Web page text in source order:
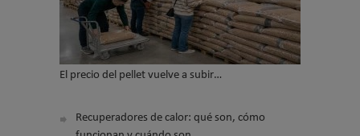
El precio del pellet vuelve a subir…
Recuperadores de calor: qué son, cómo